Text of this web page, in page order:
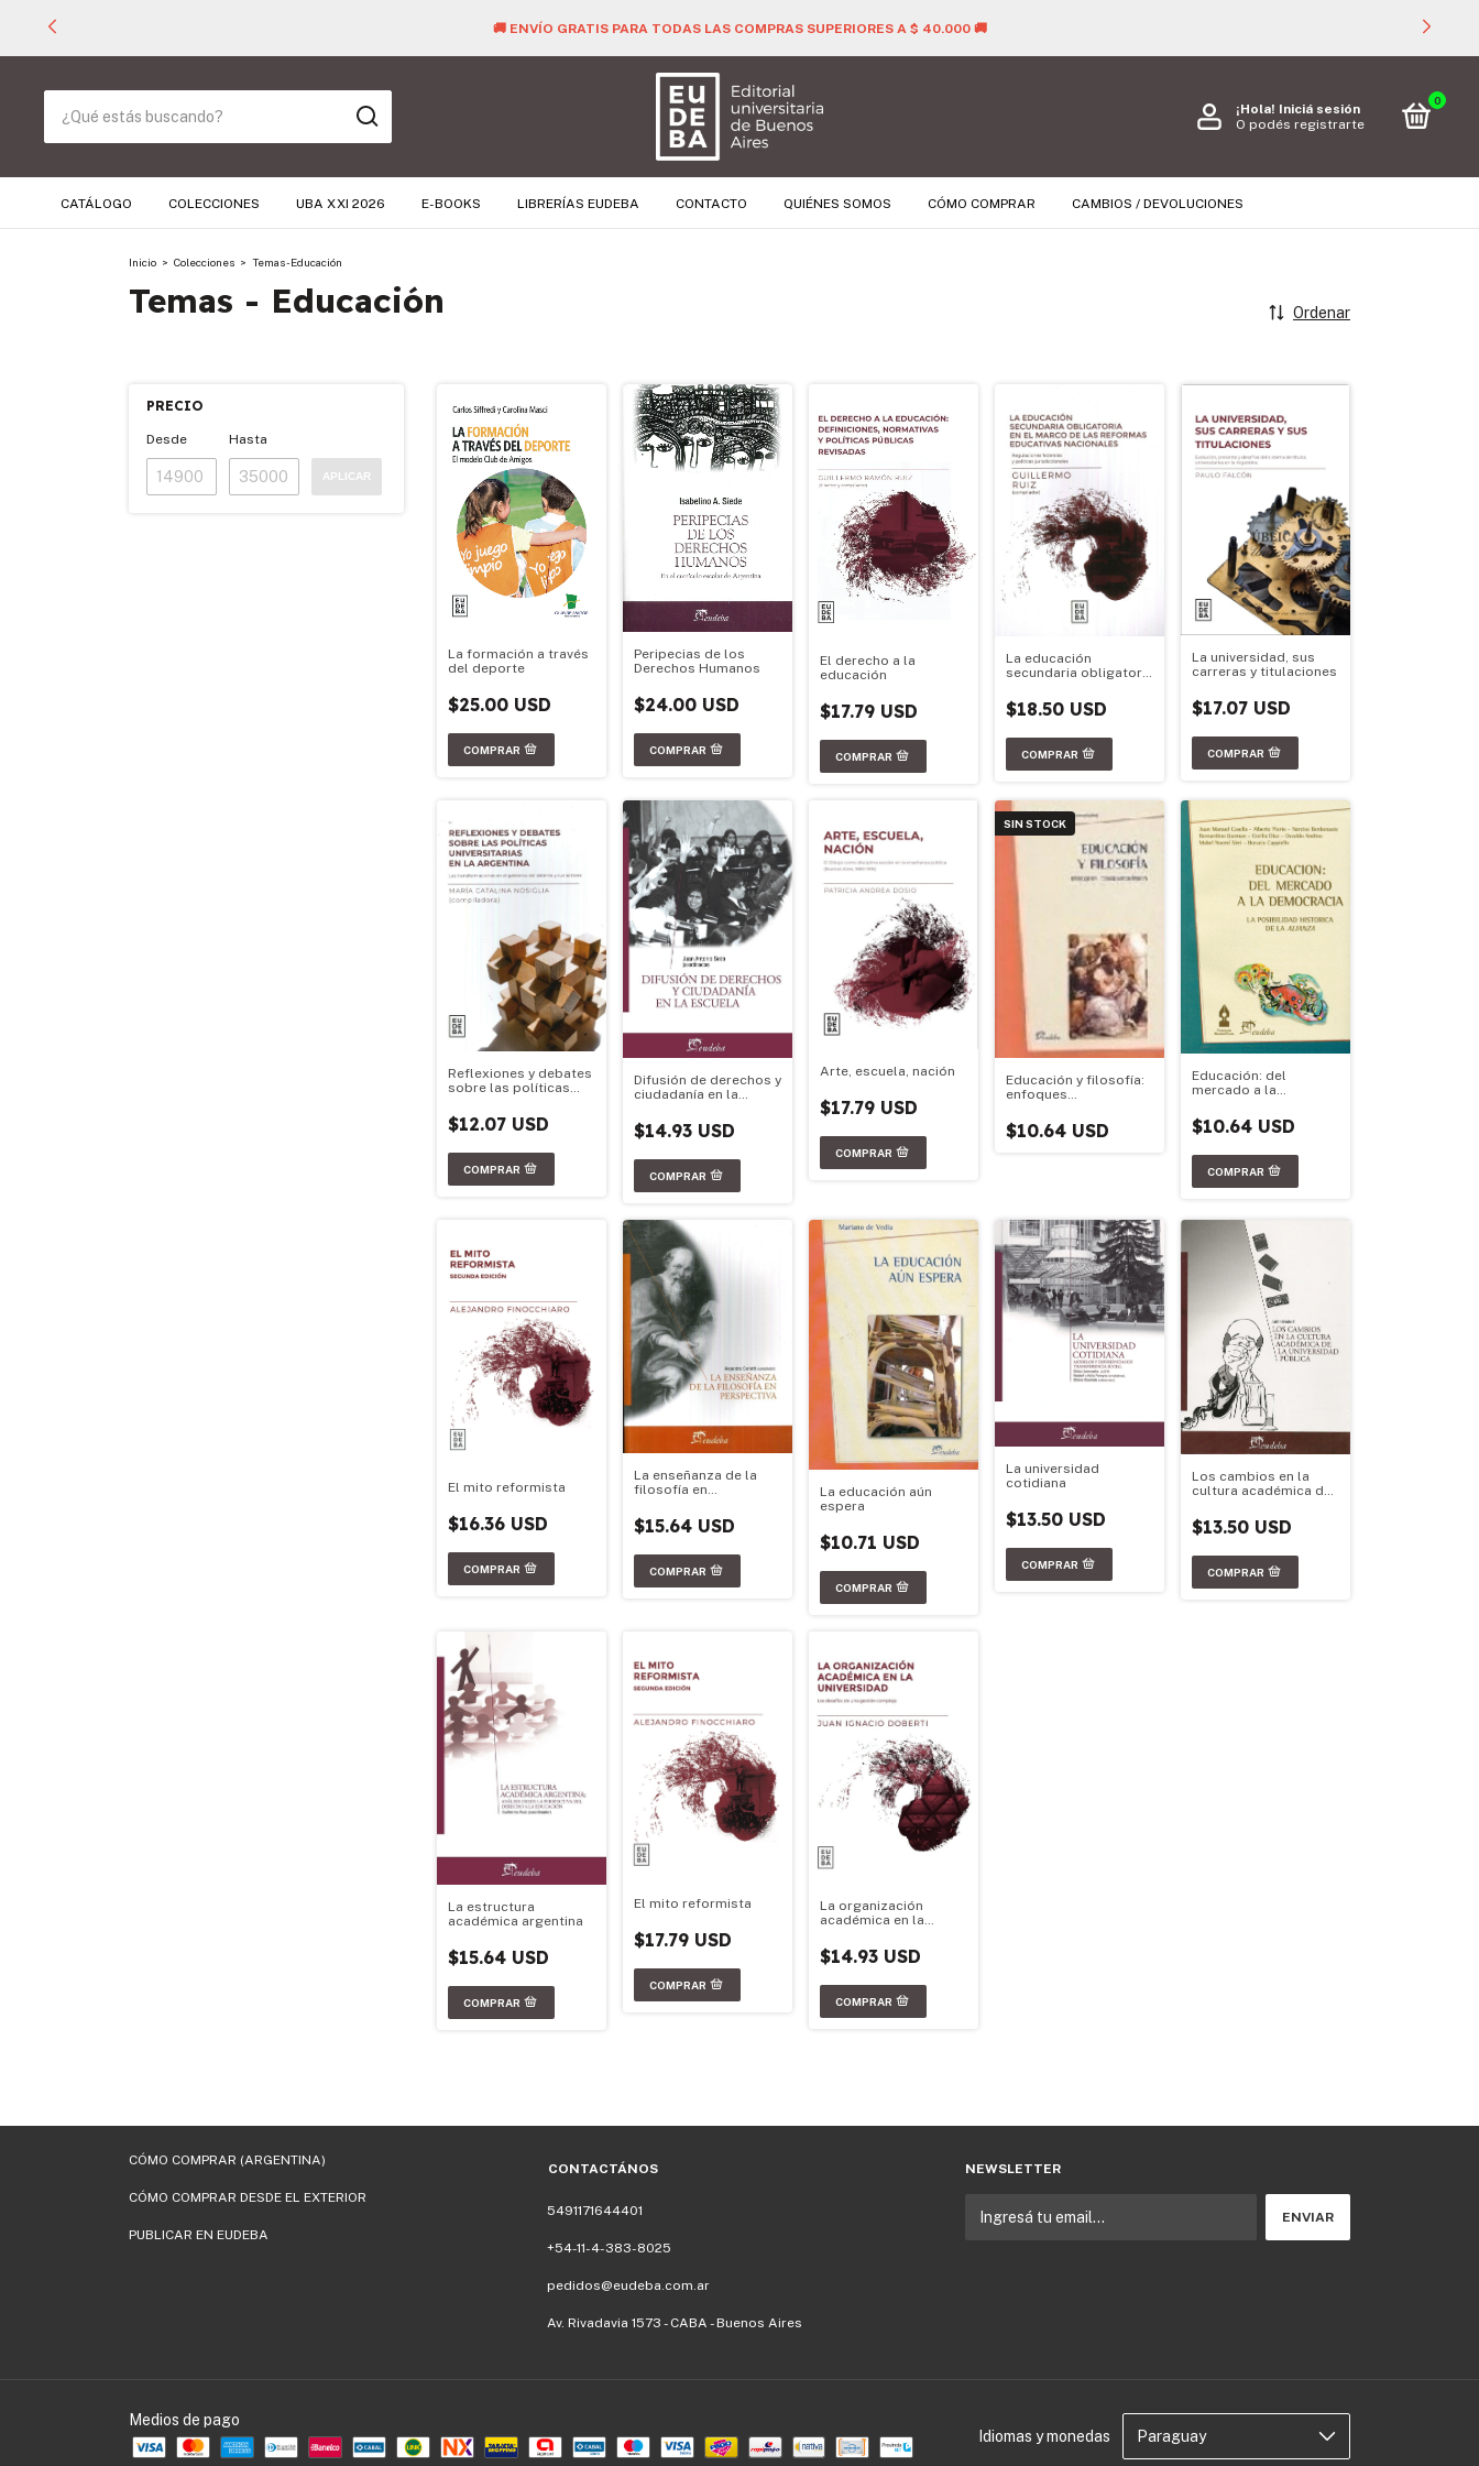
🚚 ENVÍO GRATIS PARA TODAS LAS COMPRAS SUPERIORES A $ 40.000 🚚
¡Hola! Iniciá sesión
O podés registrarte
0
CATÁLOGO COLECCIONES UBA XXI 2026 E-BOOKS LIBRERÍAS EUDEBA CONTACTO QUIÉNES SOMOS CÓMO COMPRAR CAMBIOS / DEVOLUCIONES
Inicio > Colecciones > Temas - Educación
Temas - Educación Ordenar
PRECIO
Desde Hasta
APLICAR
La formación a través
del deporte
$25.00 USD
Peripecias de los
Derechos Humanos
$24.00 USD
El derecho a la
educación
$17.79 USD
La educación
secundaria obligatoria
reformas educativas
nacionales
$18.50 USD
La universidad, sus
carreras y titulaciones
$17.07 USD
Reflexiones y debates
sobre las políticas
Argentina
$12.07 USD
Difusión de derechos y
ciudadanía en la
$14.93 USD
Arte, escuela, nación
$17.79 USD
SIN STOCK
Educación y filosofía:
enfoques
$10.64 USD
Educación: del
mercado a la
$10.64 USD
El mito reformista
$16.36 USD
La enseñanza de la
filosofía en
$15.64 USD
La educación aún
espera
$10.71 USD
La universidad
cotidiana
$13.50 USD
Los cambios en la
cultura académica de
$13.50 USD
La estructura
académica argentina
$15.64 USD
El mito reformista
$17.79 USD
La organización
académica en la
$14.93 USD
CÓMO COMPRAR (ARGENTINA)
CÓMO COMPRAR DESDE EL EXTERIOR
PUBLICAR EN EUDEBA
CONTACTÁNOS
5491171644401
+54-11-4-383-8025
pedidos@eudeba.com.ar
Av. Rivadavia 1573 - CABA - Buenos Aires
NEWSLETTER
Medios de pago
Idiomas y monedas